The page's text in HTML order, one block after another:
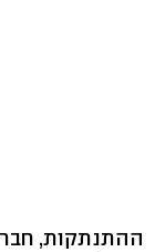
ההתנתקות,